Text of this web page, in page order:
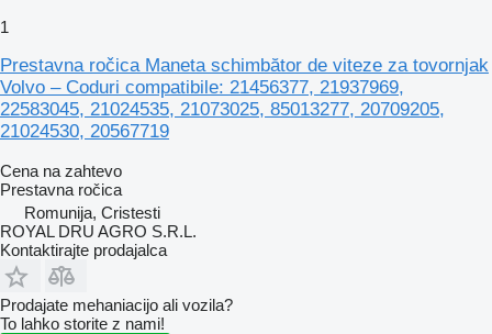
1
Prestavna ročica Maneta schimbător de viteze za tovornjak
Volvo – Coduri compatibile: 21456377, 21937969,
22583045, 21024535, 21073025, 85013277, 20709205,
21024530, 20567719
Cena na zahtevo
Prestavna ročica
Romunija, Cristesti
ROYAL DRU AGRO S.R.L.
Kontaktirajte prodajalca
Prodajate mehaniacijo ali vozila?
To lahko storite z nami!